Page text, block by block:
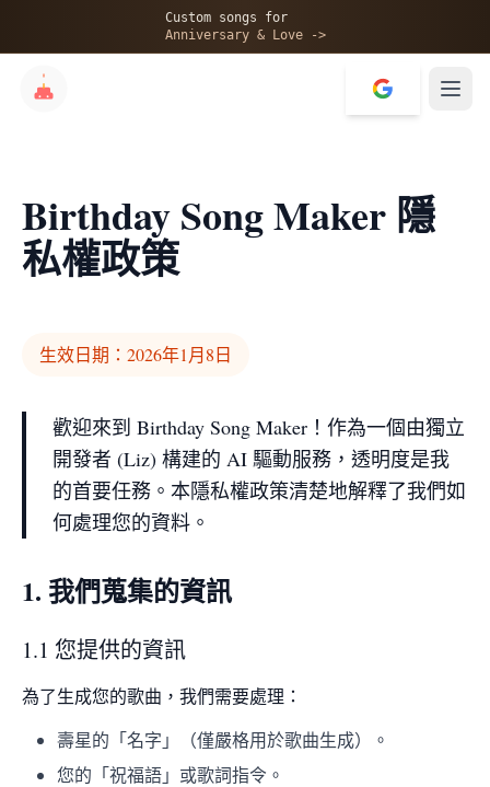
Custom songs for
Anniversary & Love ->
Birthday Song Maker 隱
私權政策
生效日期：2026年1月8日
歡迎來到 Birthday Song Maker！作為一個由獨立
開發者 (Liz) 構建的 AI 驅動服務，透明度是我
的首要任務。本隱私權政策清楚地解釋了我們如
何處理您的資料。
1. 我們蒐集的資訊
1.1 您提供的資訊
為了生成您的歌曲，我們需要處理：
壽星的「名字」（僅嚴格用於歌曲生成）。
您的「祝福語」或歌詞指令。